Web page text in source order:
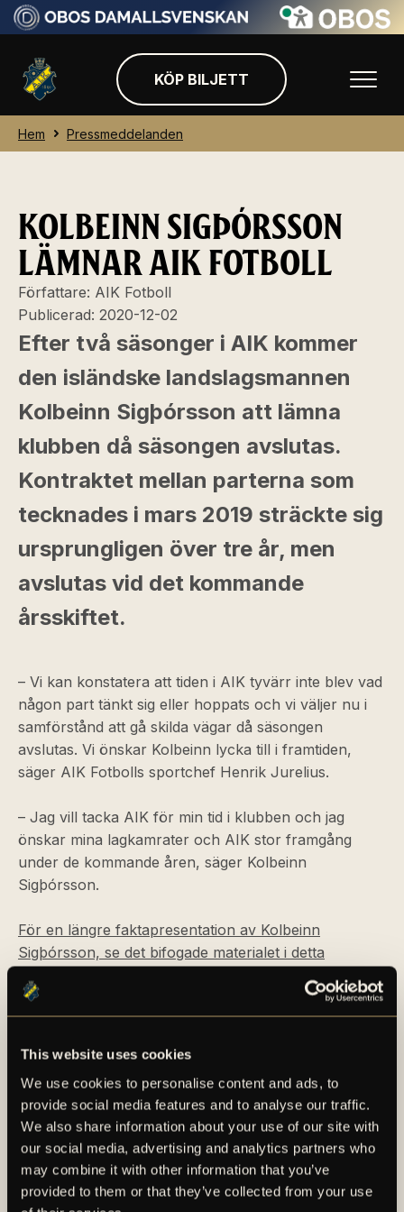
This website uses cookies
We use cookies to personalise content and ads, to
provide social media features and to analyse our traffic.
We also share information about your use of our site with
our social media, advertising and analytics partners who
may combine it with other information that you’ve
provided to them or that they’ve collected from your use
KÖP BILJETT
Hem Pressmeddelanden
KOLBEINN SIGÞÓRSSON
LÄMNAR AIK FOTBOLL
Författare: AIK Fotboll
Publicerad: 2020-12-02
Efter två säsonger i AIK kommer
den isländske landslagsmannen
Kolbeinn Sigþórsson att lämna
klubben då säsongen avslutas.
Kontraktet mellan parterna som
tecknades i mars 2019 sträckte sig
ursprungligen över tre år, men
avslutas vid det kommande
årsskiftet.
– Vi kan konstatera att tiden i AIK tyvärr inte blev vad
någon part tänkt sig eller hoppats och vi väljer nu i
samförstånd att gå skilda vägar då säsongen
avslutas. Vi önskar Kolbeinn lycka till i framtiden,
säger AIK Fotbolls sportchef Henrik Jurelius.
– Jag vill tacka AIK för min tid i klubben och jag
önskar mina lagkamrater och AIK stor framgång
under de kommande åren, säger Kolbeinn
Sigþórsson.
För en längre faktapresentation av Kolbeinn
Sigþórsson, se det bifogade materialet i detta
AIK – SEDAN 1891